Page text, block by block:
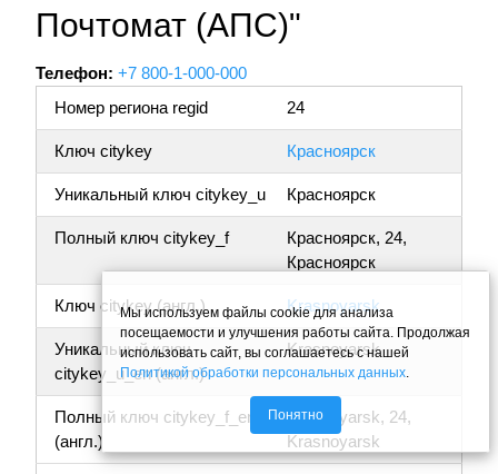
Почтомат (АПС)"
Телефон: +7 800-1-000-000
Номер региона regid
24
Ключ citykey Красноярск
Уникальный ключ citykey_u Красноярск
Полный ключ citykey_f
Красноярск, 24,
Красноярск
Ключ citykey (англ.) Krasnoyarsk
Уникальный ключ
citykey_u_en (англ.)
Krasnoyarsk
Полный ключ citykey_f_en
(англ.)
Krasnoyarsk, 24,
Krasnoyarsk
Мы используем файлы cookie для анализа
посещаемости и улучшения работы сайта. Продолжая
использовать сайт, вы соглашаетесь с нашей
Политикой обработки персональных данных.
Понятно